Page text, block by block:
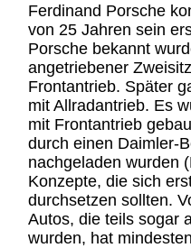
Ferdinand Porsche
von 25 Jahren sein
Porsche bekannt
angetriebener
Frontantrieb. Später
mit Allradantrieb. Es
mit Frontantrieb
durch einen Daimler-
nachgeladen wurden
Konzepte, die sich
durchsetzen sollten.
Autos, die teils sogar
wurden, hat